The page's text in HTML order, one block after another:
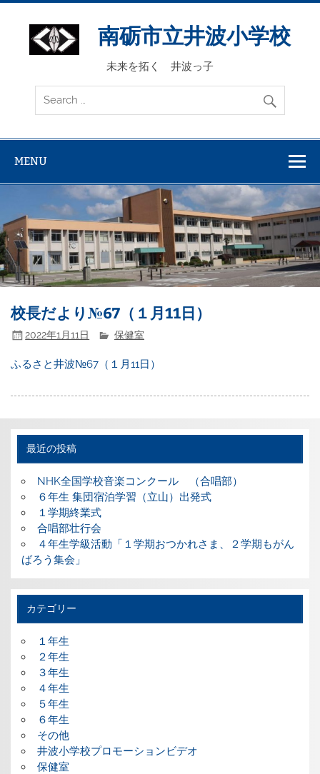
Skip
content
南砺市立井波小学校
未来を拓く 井波っ子
MENU
校長だより№67（１月11日）
2022年1月11日 保健室
ふるさと井波№67（１月11日）
最近の投稿
NHK全国学校音楽コンクール （合唱部）
６年生 集団宿泊学習（立山）出発式
１学期終業式
合唱部壮行会
４年生学級活動「１学期おつかれさま、２学期もがん
ばろう集会」
カテゴリー
１年生
２年生
３年生
４年生
５年生
６年生
その他
井波小学校プロモーションビデオ
保健室